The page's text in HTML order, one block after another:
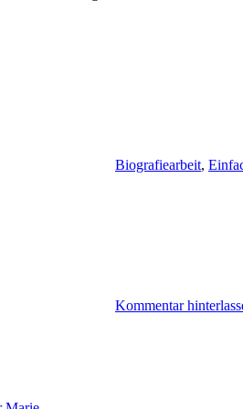
Biografiearbeit,
Kommentar